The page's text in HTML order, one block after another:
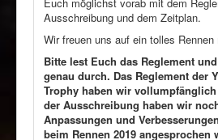
Ausschreibung und dem Zeitplan.
Wir freuen uns auf ein tolles
Bitte lest Euch das Reglement
genau durch. Das Reglement der
Trophy haben wir
der Ausschreibung haben wir
Anpassungen und
beim Rennen 2019 angesprochen